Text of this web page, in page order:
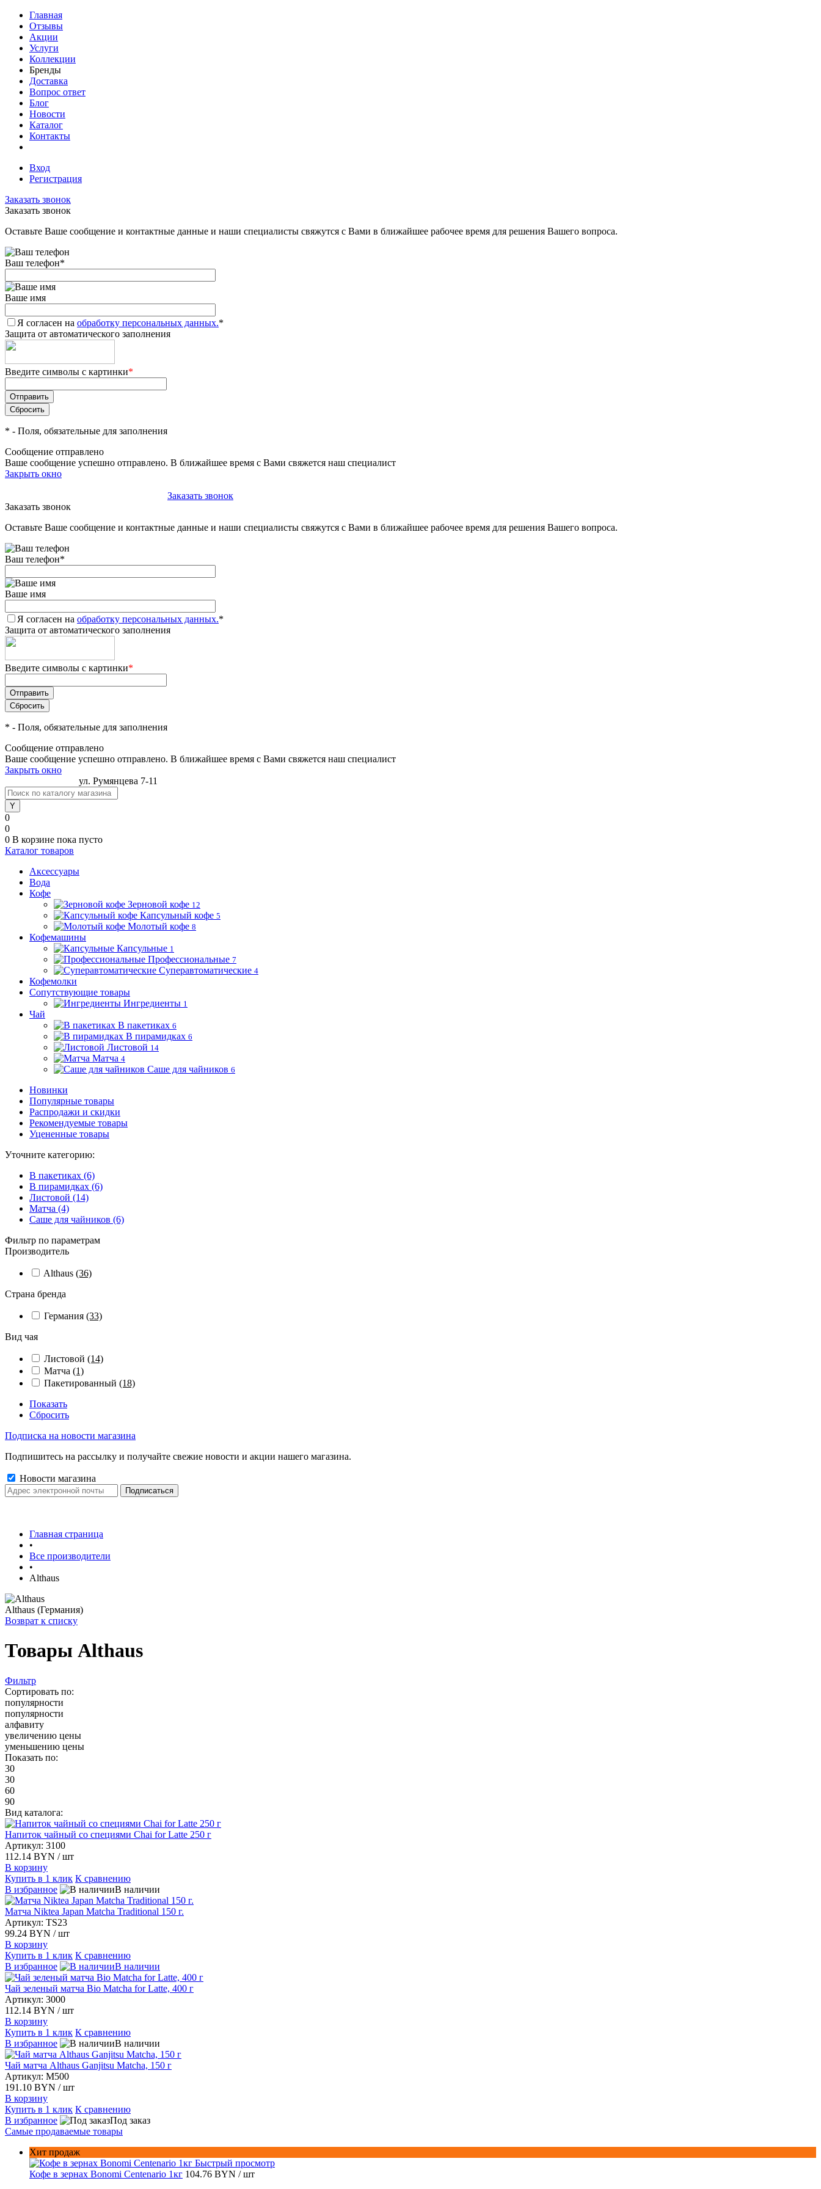
Главная
Отзывы
Акции
Услуги
Коллекции
Бренды
Доставка
Вопрос ответ
Блог
Новости
Каталог
Контакты
Вход
Регистрация
Заказать звонок
Заказать звонок
Оставьте Ваше сообщение и контактные данные и наши специалисты свяжутся с Вами в ближайшее рабочее время для решения Вашего вопроса.
Ваш телефон*
Ваше имя
Я согласен на обработку персональных данных.*
Защита от автоматического заполнения
Введите символы с картинки*
* - Поля, обязательные для заполнения
Сообщение отправлено
Ваше сообщение успешно отправлено. В ближайшее время с Вами свяжется наш специалист
Закрыть окно
Заказать звонок
Заказать звонок
Оставьте Ваше сообщение и контактные данные и наши специалисты свяжутся с Вами в ближайшее рабочее время для решения Вашего вопроса.
Ваш телефон*
Ваше имя
Я согласен на обработку персональных данных.*
Защита от автоматического заполнения
Введите символы с картинки*
* - Поля, обязательные для заполнения
Сообщение отправлено
Ваше сообщение успешно отправлено. В ближайшее время с Вами свяжется наш специалист
Закрыть окно
ул. Румянцева 7-11
0
0
0 В корзине пока пусто
Каталог товаров
Аксессуары
Вода
Кофе
Зерновой кофе 12
Капсульный кофе 5
Молотый кофе 8
Кофемашины
Капсульные 1
Профессиональные 7
Суперавтоматические 4
Кофемолки
Сопутствующие товары
Ингредиенты 1
Чай
В пакетиках 6
В пирамидках 6
Листовой 14
Матча 4
Саше для чайников 6
Новинки
Популярные товары
Распродажи и скидки
Рекомендуемые товары
Уцененные товары
Уточните категорию:
В пакетиках (6)
В пирамидках (6)
Листовой (14)
Матча (4)
Саше для чайников (6)
Фильтр по параметрам
Производитель
Althaus (36)
Страна бренда
Германия (33)
Вид чая
Листовой (14)
Матча (1)
Пакетированный (18)
Показать
Сбросить
Подписка на новости магазина
Подпишитесь на рассылку и получайте свежие новости и акции нашего магазина.
Новости магазина
Главная страница
•
Все производители
•
Althaus
Althaus (Германия)
Возврат к списку
Товары Althaus
Фильтр
Сортировать по:
популярности
популярности
алфавиту
увеличению цены
уменьшению цены
Показать по:
30
30
60
90
Вид каталога:
Напиток чайный со специями Chai for Latte 250 г
Артикул: 3100
112.14 BYN / шт
В корзину
Купить в 1 клик К сравнению
В избранное
В наличии
Матча Niktea Japan Matcha Traditional 150 г.
Артикул: TS23
99.24 BYN / шт
В корзину
Купить в 1 клик К сравнению
В избранное
В наличии
Чай зеленый матча Bio Matcha for Latte, 400 г
Артикул: 3000
112.14 BYN / шт
В корзину
Купить в 1 клик К сравнению
В избранное
В наличии
Чай матча Althaus Ganjitsu Matcha, 150 г
Артикул: M500
191.10 BYN / шт
В корзину
Купить в 1 клик К сравнению
В избранное
Под заказ
Самые продаваемые товары
Хит продаж
Быстрый просмотр
Кофе в зернах Bonomi Centenario 1кг 104.76 BYN / шт